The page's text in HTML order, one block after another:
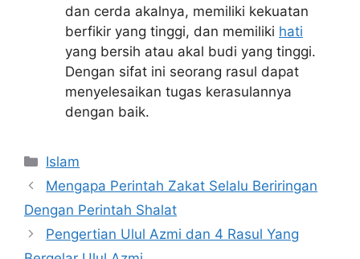
dan cerda akalnya, memiliki kekuatan
berfikir yang tinggi, dan memiliki hati
yang bersih atau akal budi yang tinggi.
Dengan sifat ini seorang rasul dapat
menyelesaikan tugas kerasulannya
dengan baik.
Kategori
Islam
Mengapa Perintah Zakat Selalu Beriringan
Dengan Perintah Shalat
Pengertian Ulul Azmi dan 4 Rasul Yang